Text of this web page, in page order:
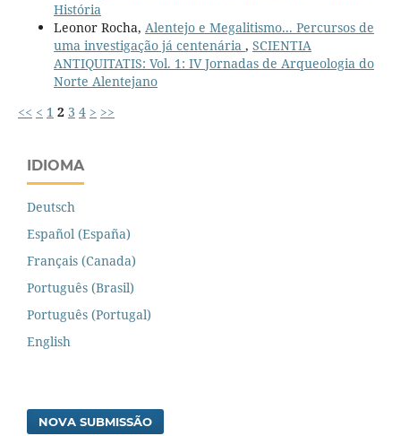
História
Leonor Rocha, Alentejo e Megalitismo... Percursos de
uma investigação já centenária , SCIENTIA
ANTIQUITATIS: Vol. 1: IV Jornadas de Arqueologia do
Norte Alentejano
<< < 1 2 3 4 > >>
IDIOMA
Deutsch
Español (España)
Français (Canada)
Português (Brasil)
Português (Portugal)
English
NOVA SUBMISSÃO